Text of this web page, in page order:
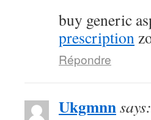
buy generic
prescription
Répondre
Ukgmnnsays: